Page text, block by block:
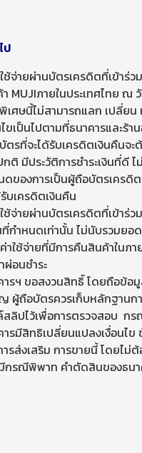
ป
ช้จ่ายผ่านบัตรเครดิตที่เข้าร่ว
า MUJIภายในประเทศไทย ณ
เศษนี้ไม่สามารถแลก เปลี่ยน
ไขเป็นไปตามที่ธนาคารและร้า
ตรที่จะได้รับเครดิตเงินคืนจ
กติ มีประวัติการชำระเงินที่ดี
ดของการเป็นผู้ถือบัตรเครดิ
บเครดิตเงินคืน
ช้จ่ายผ่านบัตรเครดิตที่เข้าร่ว
ที่กำหนดเท่านั้น ไม่นับรวมยอ
าใช้จ่ายที่มีการคืนสินค้าในภ
ผ่อนชำระ
ารฯ ขอสงวนสิทธิ์ โดยถือข้อ
ผู้ถือบัตรควรเก็บหลักฐานกา
สลิปไว้เพื่อการตรวจสอบ กร
ารมีสิทธิเปลี่ยนแปลงเงื่อนไ
ารส่งเสริม การขายนี้ โดยไม่
กรณีพิพาท คำตัดสินของธน